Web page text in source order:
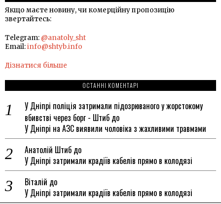
Якщо маєте новину, чи комерційну пропозицію
звертайтесь:
Telegram: @anatoly_sht
Email:info@shtyb.info
Дізнатися більше
ОСТАННІ КОМЕНТАРІ
У Дніпрі поліція затримали підозрюваного у жорстокому
вбивстві через борг - Штиб до
У Дніпрі на АЗС виявили чоловіка з жахливими травмами
Анатолій Штиб до
У Дніпрі затримали крадіїв кабелів прямо в колодязі
Віталій до
У Дніпрі затримали крадіїв кабелів прямо в колодязі